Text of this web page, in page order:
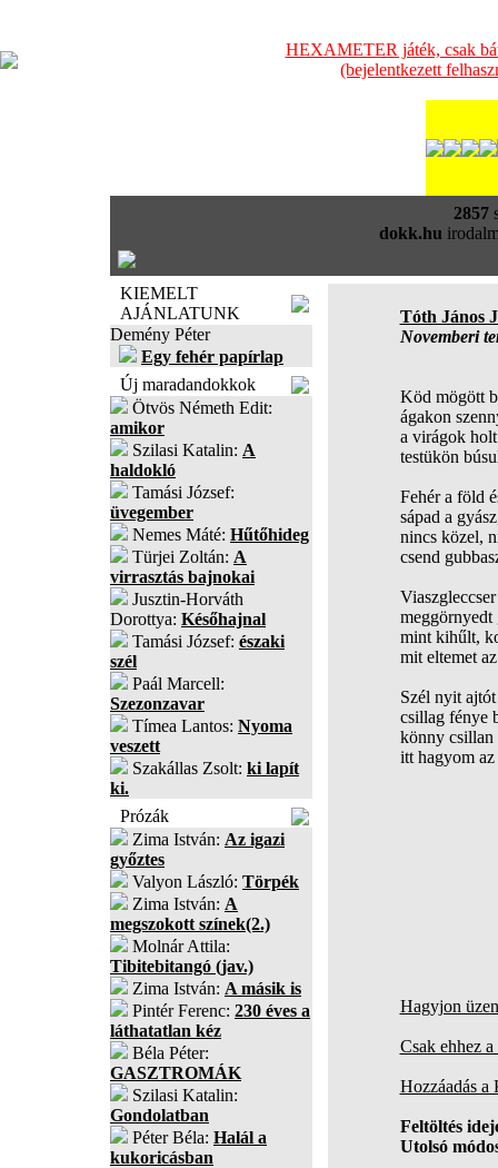
HEXAMETER játék, csak
(bejelentkezett
2857
dokk.hu
KIEMELT
AJÁNLATUNK
Demény Péter
Egy fehér papírlap
Új maradandokkok
Ötvös Németh Edit:
amikor
Szilasi Katalin: A
haldokló
Tamási József:
üvegember
Nemes Máté: Hűtőhideg
Türjei Zoltán: A
virrasztás bajnokai
Jusztin-Horváth
Dorottya: Későhajnal
Tamási József: északi
szél
Paál Marcell:
Szezonzavar
Tímea Lantos: Nyoma
veszett
Szakállas Zsolt: ki lapít
ki.
Prózák
Zima István: Az igazi
győztes
Valyon László: Törpék
Zima István: A
megszokott színek(2.)
Molnár Attila:
Tibitebitangó (jav.)
Zima István: A másik is
Pintér Ferenc: 230 éves a
láthatatlan kéz
Béla Péter:
GASZTROMÁK
Szilasi Katalin:
Gondolatban
Péter Béla: Halál a
kukoricásban
Tóth János
Novemberi
Köd mögött
ágakon
a virágok
testükön
Fehér a föld
sápad a
nincs közel,
csend
meggörnyedt
mint kihűlt,
mit eltemet
Szél nyit
csillag fénye
könny csillan
itt hagyom az
Hagyjon
Csak ehhez
Hozzáadás
Feltöltés
Utolsó